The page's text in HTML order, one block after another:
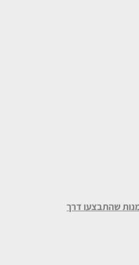
שהתבצעו דרך